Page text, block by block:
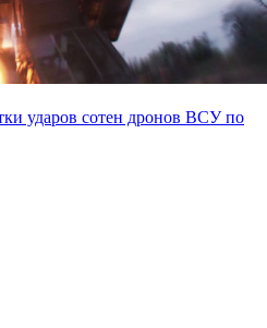
ударов сотен дронов ВСУ по